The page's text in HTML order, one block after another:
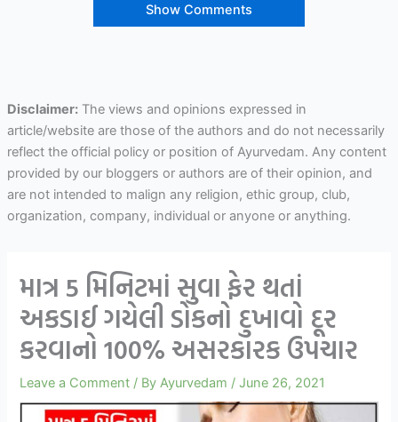
Show Comments
Disclaimer:The views and opinions expressed in
article/website are those of the authors and do not necessarily
reflect the official policy or position of Ayurvedam. Any content
provided by our bloggers or authors are of their opinion, and
are not intended to malign any religion, ethic group, club,
organization, company, individual or anyone or anything.
માત્ર 5 મિનિટમાં સુવા ફેર થતાં
અકડાઈ ગયેલી ડોકનો દુખાવો દૂર
કરવાનો 100% અસરકારક ઉપચાર
Leave a Comment / ByAyurvedam /June 26, 2021